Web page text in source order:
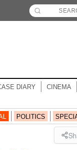
DIARY CINEMA
POLITICS